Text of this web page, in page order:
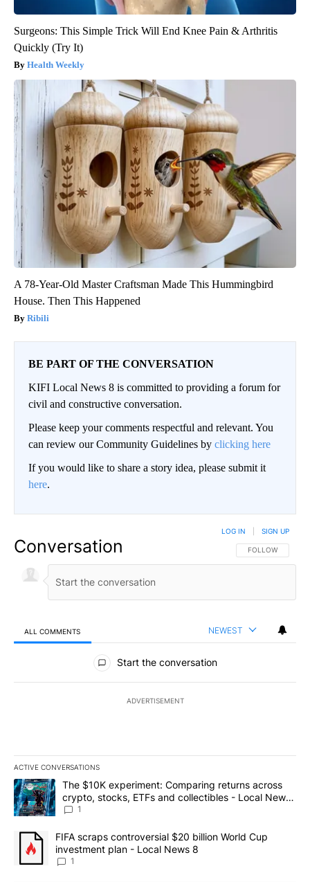
Surgeons: This Simple Trick Will End Knee Pain & Arthritis
Quickly (Try It)
Health Weekly
A 78-Year-Old Master Craftsman Made This Hummingbird
House. Then This Happened
Ribili
BE PART OF THE CONVERSATION
KIFI Local News 8 is committed to providing a forum for
civil and constructive conversation.
Please keep your comments respectful and relevant. You
can review our Community Guidelines by clicking here
If you would like to share a story idea, please submit it
here.
Conversation FOLLOW THIS
FOLLOW
LOG IN SIGN UP
ALL COMMENTS NEWEST
All Comments
Start the conversation
ADVERTISEMENT
ACTIVE CONVERSATIONS
The following is a list of the most commented articles in the last
A trending article titled "The $10K experiment: Comparing
The $10K experiment: Comparing returns across
crypto, stocks, ETFs and collectibles - Local News
8
1
A trending article titled "FIFA scraps controversial $20 billion
FIFA scraps controversial $20 billion World Cup
investment plan - Local News 8
1